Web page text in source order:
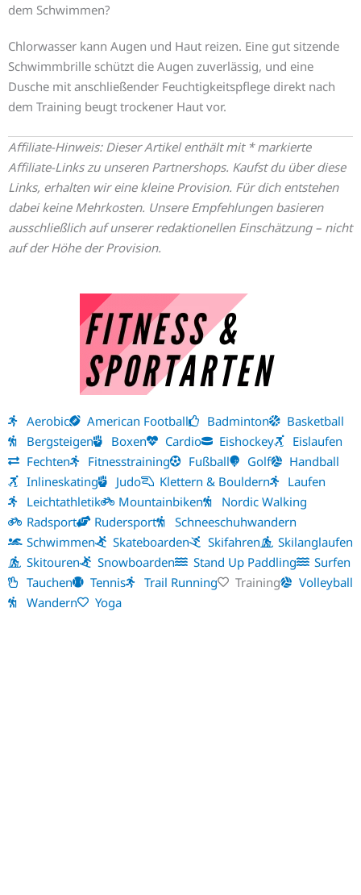
dem Schwimmen?
Chlorwasser kann Augen und Haut reizen. Eine gut sitzende
Schwimmbrille schützt die Augen zuverlässig, und eine
Dusche mit anschließender Feuchtigkeitspflege direkt nach
dem Training beugt trockener Haut vor.
Affiliate-Hinweis: Dieser Artikel enthält mit * markierte
Affiliate-Links zu unseren Partnershops. Kaufst du über diese
Links, erhalten wir eine kleine Provision. Für dich entstehen
dabei keine Mehrkosten. Unsere Empfehlungen basieren
ausschließlich auf unserer redaktionellen Einschätzung – nicht
auf der Höhe der Provision.
Aerobic American Football Badminton
Basketball
Bergsteigen
Boxen Cardio Eishockey
Eislaufen
Fechten
Fitnesstraining Fußball Golf
Handball
Inlineskating
Judo Klettern & Bouldern
Laufen
Leichtathletik
Mountainbiken
Nordic Walking
Radsport
Rudersport
Schneeschuhwandern
Schwimmen
Skateboarden Skifahren
Skilanglaufen
Skitouren
Snowboarden Stand Up Paddling
Surfen
Tauchen
Tennis Trail Running Training
Volleyball
Wandern
Yoga